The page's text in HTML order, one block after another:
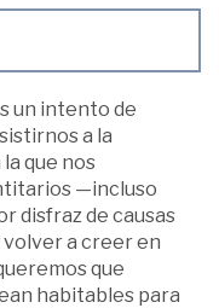
un intento de
a la
que nos
—incluso
disfraz de causas
a creer en
que
habitables para